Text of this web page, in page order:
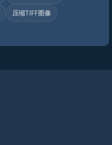
压缩TIFF图像